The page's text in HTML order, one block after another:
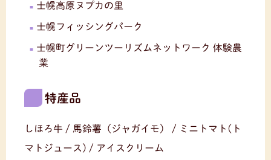
士幌高原ヌプカの里
士幌フィッシングパーク
士幌町グリーンツーリズムネットワーク 体験農
業
特産品
しほろ牛 / 馬鈴薯（ジャガイモ） / ミニトマト(ト
マトジュース) / アイスクリーム